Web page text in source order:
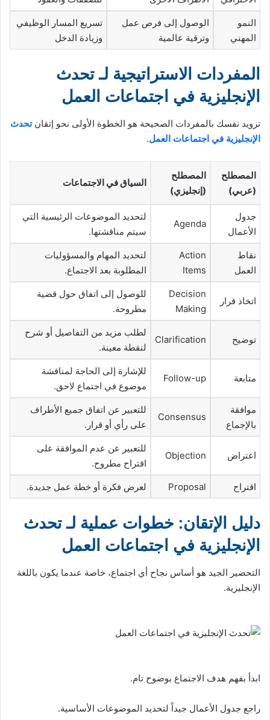
النمو
المهني
الوصول إلى فرص عمل
وترقية عالمية
تسريع المسار الوظيفي
وزيادة الدخل
المفردات الاستراتيجية لـ تحدث
الإنجليزية في اجتماعات العمل
تزويد نفسك بالمفردات الصحيحة هو الخطوة الأولى نحو إتقانتحدث
الإنجليزية في اجتماعات العمل.
المصطلح
(عربي)
المصطلح
(إنجليزي)
السياق في الاجتماعات
جدول
الأعمال
Agenda
لتحديد الموضوعات الرئيسية التي
سيتم مناقشتها.
نقاط
العمل
Action
Items
لتحديد المهام والمسؤوليات
المطلوبة بعد الاجتماع.
اتخاذ قرار
Decision
Making
للوصول إلى اتفاق حول قضية
مطروحة.
توضيح Clarification
لطلب مزيد من التفاصيل أو شرح
لنقطة معينة.
متابعة Follow-up
للإشارة إلى الحاجة لمناقشة
موضوع في اجتماع لاحق.
موافقة
بالإجماع
Consensus
للتعبير عن اتفاق جميع الأطراف
على رأي أو قرار.
اعتراض Objection
للتعبير عن عدم الموافقة على
اقتراح مطروح.
اقتراح Proposal لعرض فكرة أو خطة عمل جديدة.
دليل الإتقان: خطوات عملية لـ تحدث
الإنجليزية في اجتماعات العمل
التحضير الجيد هو أساس نجاح أي اجتماع، خاصة عندما يكون باللغة
الإنجليزية.
ابدأ بفهم هدف الاجتماع بوضوح تام.
راجع جدول الأعمال جيداً لتحديد الموضوعات الأساسية.